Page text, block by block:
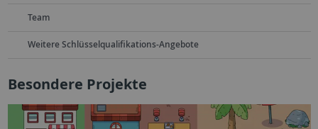
Team
Weitere Schlüsselqualifikations-Angebote
Besondere Projekte